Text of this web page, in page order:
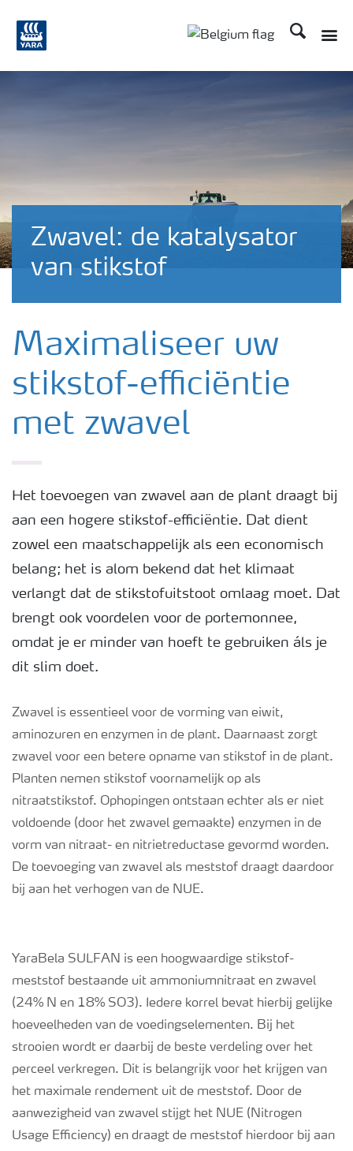
Zoek op
Zwavel: de katalysator
van stikstof
Maximaliseer uw
stikstof-efficiëntie
met zwavel
Het toevoegen van zwavel aan de plant draagt bij
aan een hogere stikstof-efficiëntie. Dat dient
zowel een maatschappelijk als een economisch
belang; het is alom bekend dat het klimaat
verlangt dat de stikstofuitstoot omlaag moet. Dat
brengt ook voordelen voor de portemonnee,
omdat je er minder van hoeft te gebruiken áls je
dit slim doet.
Zwavel is essentieel voor de vorming van eiwit,
aminozuren en enzymen in de plant. Daarnaast zorgt
zwavel voor een betere opname van stikstof in de plant.
Planten nemen stikstof voornamelijk op als
nitraatstikstof. Ophopingen ontstaan echter als er niet
voldoende (door het zwavel gemaakte) enzymen in de
vorm van nitraat- en nitrietreductase gevormd worden.
De toevoeging van zwavel als meststof draagt daardoor
bij aan het verhogen van de NUE.
YaraBela SULFAN is een hoogwaardige stikstof-
meststof bestaande uit ammoniumnitraat en zwavel
(24% N en 18% SO3). Iedere korrel bevat hierbij gelijke
hoeveelheden van de voedingselementen. Bij het
strooien wordt er daarbij de beste verdeling over het
perceel verkregen. Dit is belangrijk voor het krijgen van
het maximale rendement uit de meststof. Door de
aanwezigheid van zwavel stijgt het NUE (Nitrogen
Usage Efficiency) en draagt de meststof hierdoor bij aan